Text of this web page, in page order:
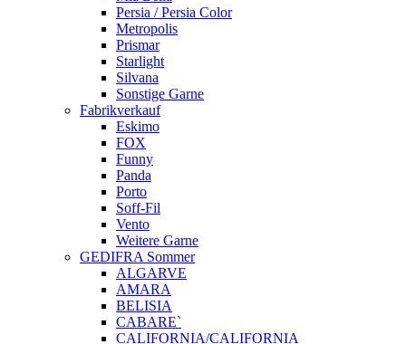
Persia / Persia Color
Metropolis
Prismar
Starlight
Silvana
Sonstige Garne
Fabrikverkauf
Eskimo
FOX
Funny
Panda
Porto
Soff-Fil
Vento
Weitere Garne
GEDIFRA Sommer
ALGARVE
AMARA
BELISIA
CABARE`
CALIFORNIA/CALIFORNIA